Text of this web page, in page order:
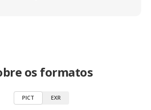
os formatos
PICT EXR